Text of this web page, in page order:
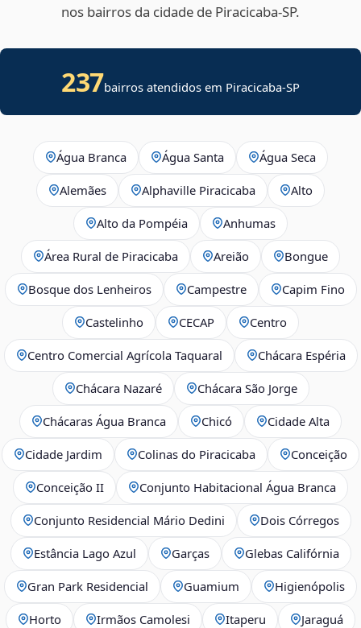
nos bairros da cidade de Piracicaba‑SP.
237bairros atendidos em Piracicaba-SP
Água Branca Água Santa Água Seca
Alemães Alphaville Piracicaba Alto
Alto da Pompéia Anhumas
Área Rural de Piracicaba Areião Bongue
Bosque dos Lenheiros Campestre Capim Fino
Castelinho CECAP Centro
Centro Comercial Agrícola Taquaral Chácara Espéria
Chácara Nazaré Chácara São Jorge
Chácaras Água Branca Chicó Cidade Alta
Cidade Jardim Colinas do Piracicaba Conceição
Conceição II Conjunto Habitacional Água Branca
Conjunto Residencial Mário Dedini Dois Córregos
Estância Lago Azul Garças Glebas Califórnia
Gran Park Residencial Guamium Higienópolis
Horto Irmãos Camolesi Itaperu Jaraguá